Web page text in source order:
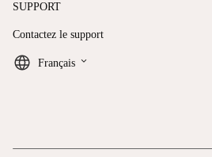
SUPPORT
Contactez le support
Français keyboard_arrow_down